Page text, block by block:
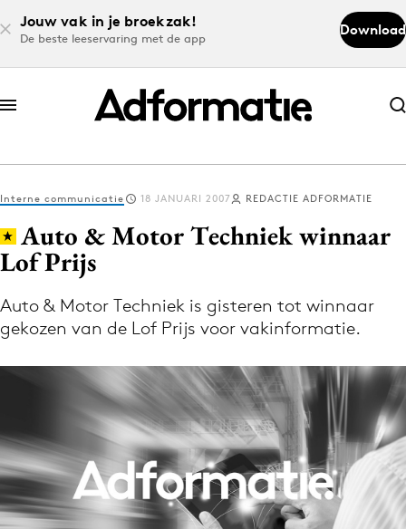
Jouw vak in je broekzak!
De beste leeservaring met de app
Download
Abonneer nu
Abonneer nu
Log in
Volg het laatste nieuws via de Adformatie
Nieuws app
Menu
Home
Interne communicatie 18 JANUARI 2007 REDACTIE ADFORMATIE
Auto & Motor Techniek winnaar
Lof Prijs
Auto & Motor Techniek is gisteren tot winnaar
gekozen van de Lof Prijs voor vakinformatie.